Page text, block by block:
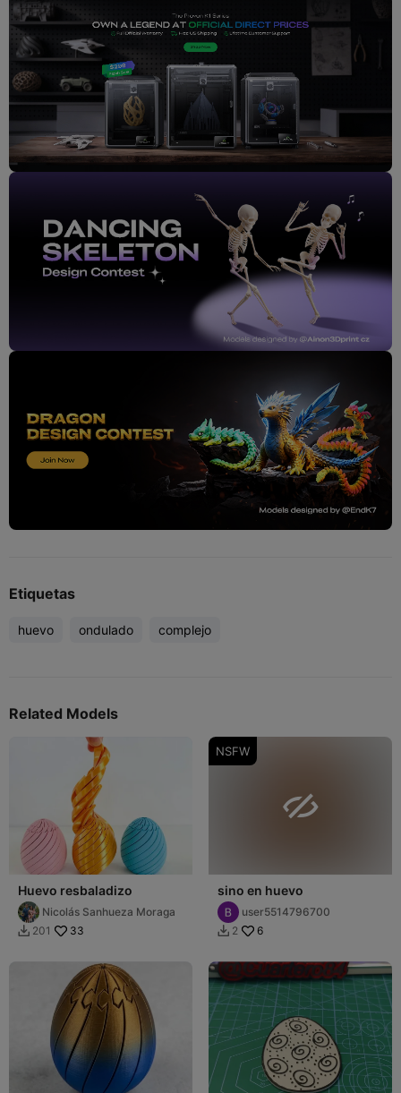
Etiquetas
huevo ondulado complejo
Related Models
Huevo resbaladizo
Nicolás Sanhueza Moraga
 201 33
NSFW

sino en huevo
user5514796700
 2 6